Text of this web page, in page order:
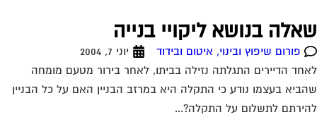
בנושא ליקויי בנייה
פורום שיפוץ ובינוי, איטום ובידוד
יוני 7, 2004
הדיירים התגלתה נזילה בביתו, לאחר בירור מטעם מומחה
בעצמו נודע כי התקלה היא במרזב הבניין האם על כל הבניין
לתשלום על התקלה?...